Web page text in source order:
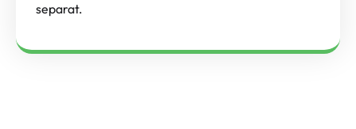
separat.